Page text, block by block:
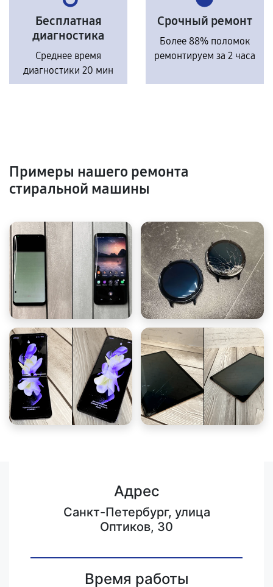
Бесплатная
диагностика
Среднее время
диагностики 20 мин
Срочный ремонт
Более 88% поломок
ремонтируем за 2 часа
Примеры нашего ремонта
стиральной машины
Адрес
Санкт-Петербург, улица
Оптиков, 30
Время работы